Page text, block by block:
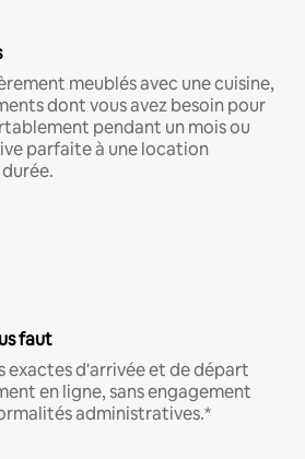
meublés avec une cuisine,
dont vous avez besoin pour
pendant un mois ou
parfaite à une location
faut
exactes d'arrivée et de départ
en ligne, sans engagement
administratives.*